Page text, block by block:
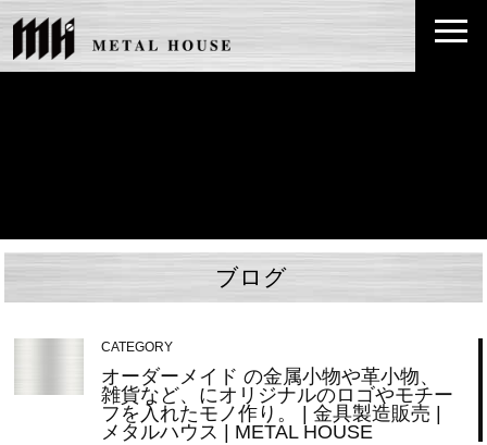
ブログ
CATEGORY
オーダーメイド の金属小物や革小物、
雑貨など、にオリジナルのロゴやモチー
フを入れたモノ作り。 | 金具製造販売 |
メタルハウス | METAL HOUSE